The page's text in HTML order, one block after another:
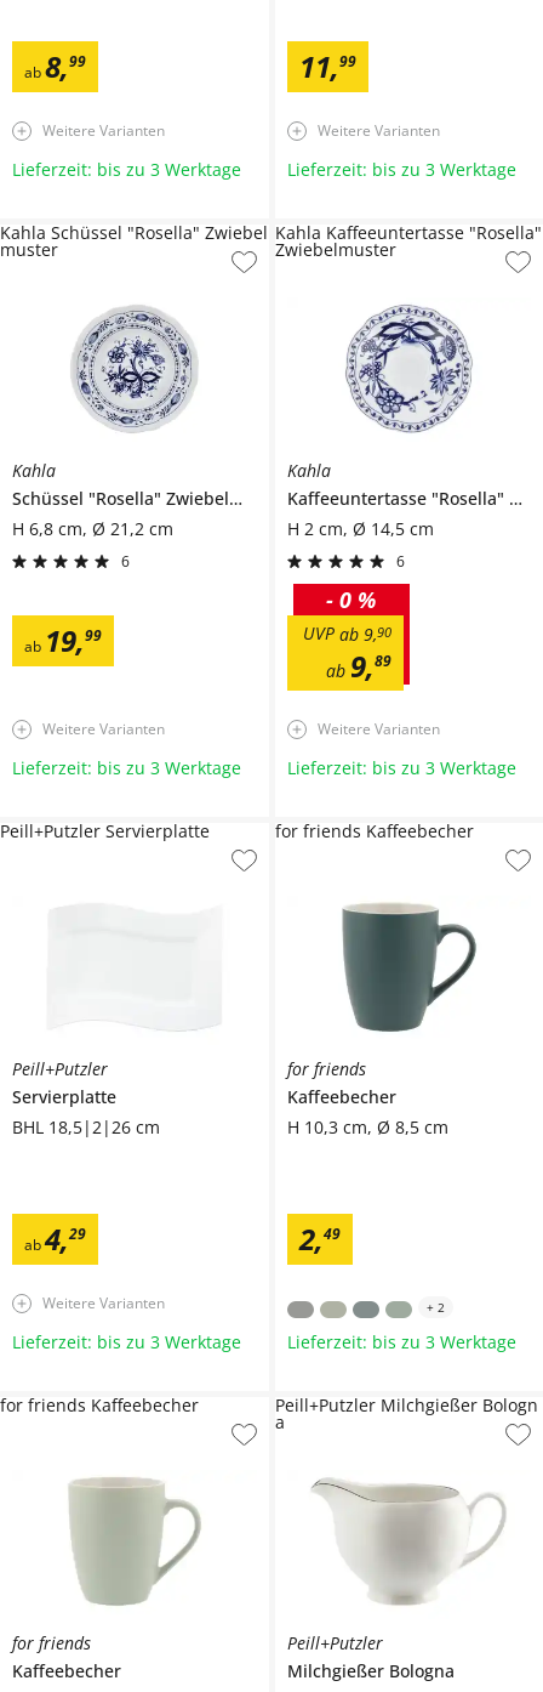
ab8,99
Weitere Varianten
Lieferzeit: bis zu 3 Werktage
11,99
Weitere Varianten
Lieferzeit: bis zu 3 Werktage
Kahla
Schüssel "Rosella" Zwiebelmuster
H 6,8 cm, Ø 21,2 cm
6
ab 19,99
Kahla Schüssel "Rosella" Zwiebel
muster
Weitere Varianten
Lieferzeit: bis zu 3 Werktage
Kahla
Kaffeeuntertasse "Rosella" Zwiebelmuster
H 2 cm, Ø 14,5 cm
6
ab 9,89
ab 9,90
UVP
- 0 %
Kahla Kaffeeuntertasse "Rosella"
Zwiebelmuster
Weitere Varianten
Lieferzeit: bis zu 3 Werktage
Peill+Putzler
Servierplatte
BHL 18,5|2|26 cm
ab4,29
Peill+Putzler Servierplatte
Weitere Varianten
Lieferzeit: bis zu 3 Werktage
for friends
Kaffeebecher
H 10,3 cm, Ø 8,5 cm
2,49
for friends Kaffeebecher
+ 2
Lieferzeit: bis zu 3 Werktage
for friends
Kaffeebecher
for friends Kaffeebecher
Peill+Putzler
Milchgießer Bologna
Peill+Putzler Milchgießer Bologn
a